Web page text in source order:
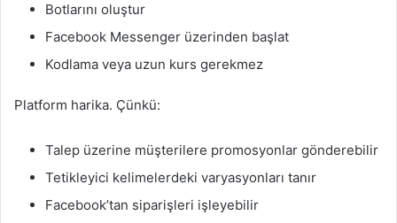
Botlarını oluştur
Facebook Messenger üzerinden başlat
Kodlama veya uzun kurs gerekmez
Platform harika. Çünkü:
Talep üzerine müşterilere promosyonlar gönderebilir
Tetikleyici kelimelerdeki varyasyonları tanır
Facebook’tan siparişleri işleyebilir